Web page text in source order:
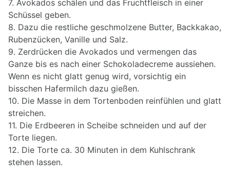
7. Avokados schälen und das Fruchtfleisch in einer
Schüssel geben.
8. Dazu die restliche geschmolzene Butter, Backkakao,
Rubenzücken, Vanille und Salz.
9. Zerdrücken die Avokados und vermengen das
Ganze bis es nach einer Schokoladecreme aussiehen.
Wenn es nicht glatt genug wird, vorsichtig ein
bisschen Hafermilch dazu gießen.
10. Die Masse in dem Tortenboden reinfühlen und glatt
streichen.
11. Die Erdbeeren in Scheibe schneiden und auf der
Torte liegen.
12. Die Torte ca. 30 Minuten in dem Kuhlschrank
stehen lassen.